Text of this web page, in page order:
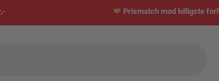
Prismatch mod billigste